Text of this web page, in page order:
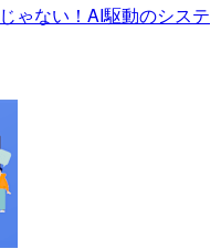
ゃない！AI駆動のシステ